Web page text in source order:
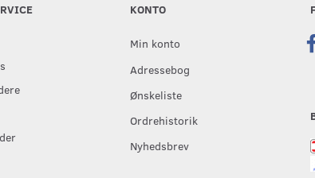
KONTO
Min konto
Adressebog
Ønskeliste
Ordrehistorik
Nyhedsbrev